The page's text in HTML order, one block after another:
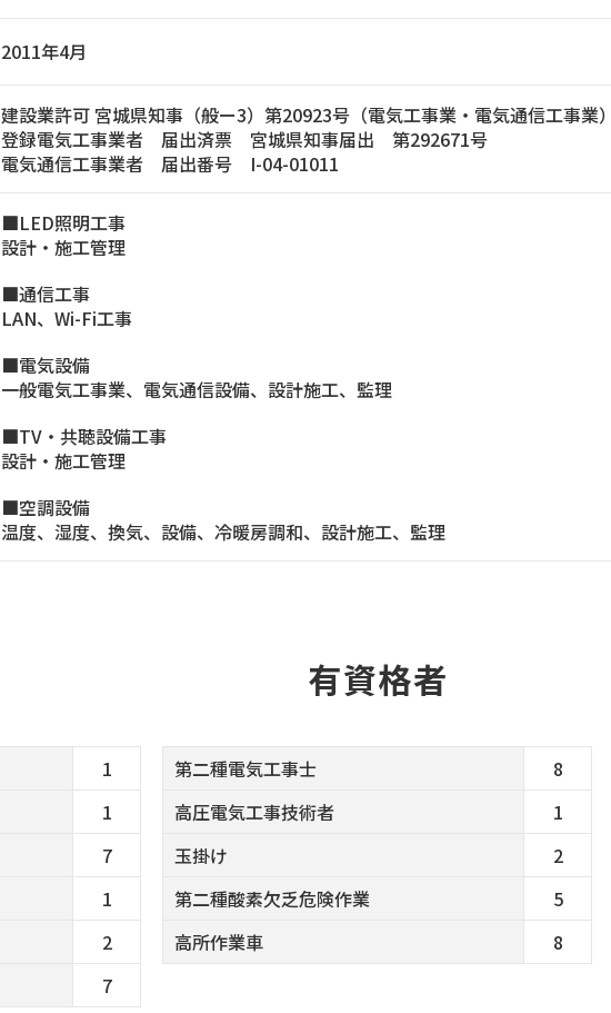
2011年4月
建設業許可 宮城県知事（般ー3）第20923号（電気工事業・電気通信工事業）
登録電気工事業者 届出済票 宮城県知事届出 第292671号
電気通信工事業者 届出番号 I-04-01011
LED照明工事
設計・施工管理
通信工事
LAN、Wi-Fi工事
電気設備
一般電気工事業、電気通信設備、設計施工、監理
TV・共聴設備工事
設計・施工管理
空調設備
温度、湿度、換気、設備、冷暖房調和、設計施工、監理
有資格者
1
1
7
1
2
7
第二種電気工事士
8
高圧電気工事技術者
1
玉掛け
2
第二種酸素欠乏危険作業
5
高所作業車
8